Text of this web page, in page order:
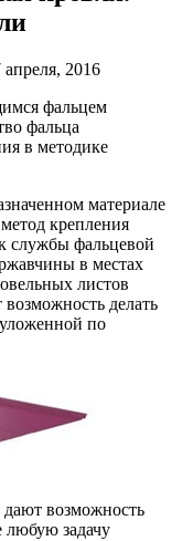
апреля, 2016
фальцем
фальца
в методике
материале
крепления
службы фальцевой
в местах
листов
делать
по
дают возможность
любую задачу